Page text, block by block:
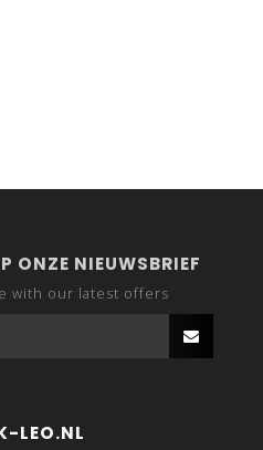
ONZE NIEUWSBRIEF
with our latest offers
LEO.NL